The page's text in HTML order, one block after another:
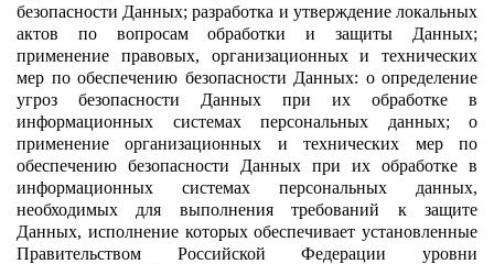
безопасности Данных; разработка и утверждение локальных
актов по вопросам обработки и защиты Данных;
применение правовых, организационных и технических
мер по обеспечению безопасности Данных: o определение
угроз безопасности Данных при их обработке в
информационных системах персональных данных; o
применение организационных и технических мер по
обеспечению безопасности Данных при их обработке в
информационных системах персональных данных,
необходимых для выполнения требований к защите
Данных, исполнение которых обеспечивает установленные
Правительством Российской Федерации уровни